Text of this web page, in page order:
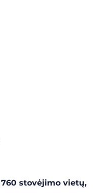
760 stovėjimo vietų,